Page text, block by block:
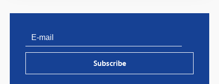
Subscribe
PVProtect: Innovative fire protection for roofs with